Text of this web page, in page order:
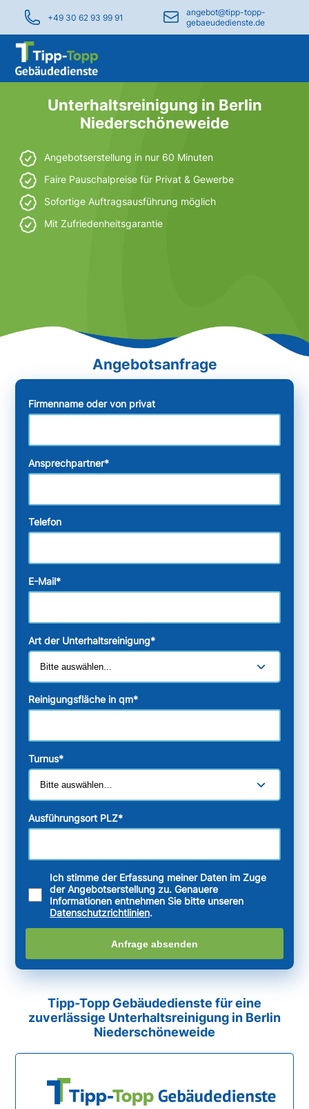
+49 30 62 93 99 91
angebot@tipp-topp-
gebaeudedienste.de
Unterhaltsreinigung in Berlin
Niederschöneweide
Angebotserstellung in nur 60 Minuten
Faire Pauschalpreise für Privat & Gewerbe
Sofortige Auftragsausführung möglich
Mit Zufriedenheitsgarantie
Firmenname oder von privat
Ansprechpartner*
Telefon
E-Mail*
Art der Unterhaltsreinigung*
Reinigungsfläche in qm*
Turnus*
Ausführungsort PLZ*
Ich stimme der Erfassung meiner Daten im Zuge
der Angebotserstellung zu. Genauere
Informationen entnehmen Sie bitte unseren
Datenschutzrichtlinien.
Anfrage absenden
Tipp-Topp Gebäudedienste für eine
zuverlässige Unterhaltsreinigung in Berlin
Niederschöneweide